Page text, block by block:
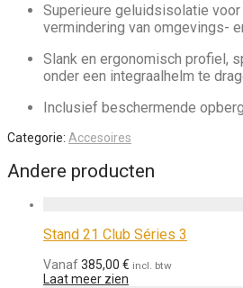
Superieure geluidsisolatie
vermindering van omgevings-
Slank en ergonomisch profiel,
onder een integraalhelm te
Inclusief beschermende
Categorie: Accesoires
Andere producten
Stand 21 Club Séries 3
Vanaf385,00 € incl. btw
Laat meer zien